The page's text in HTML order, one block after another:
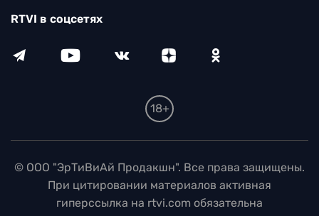
RTVI в соцсетях
18+
© ООО "ЭрТиВиАй Продакшн". Все права защищены.
При цитировании материалов активная
гиперссылка на rtvi.com обязательна